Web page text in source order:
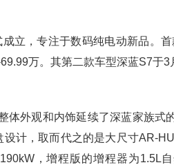
立，专注于数码纯电动新品。
万。其第二款车型深蓝S7于
体外观和内饰延续了深蓝家族式
计，取而代之的是大尺寸AR-
，增程版的增程器为1.5L